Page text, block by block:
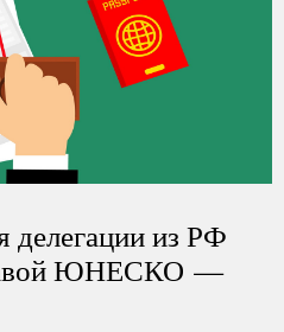
делегации из РФ
ЮНЕСКО —